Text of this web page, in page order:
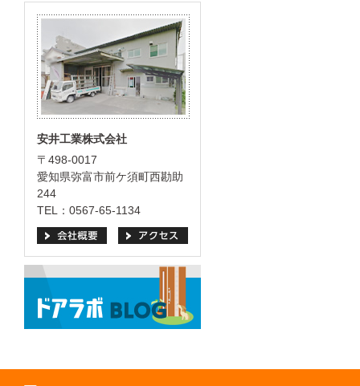
安井工業株式会社
〒498-0017
愛知県弥富市前ケ須町西勘助
244
TEL：0567-65-1134